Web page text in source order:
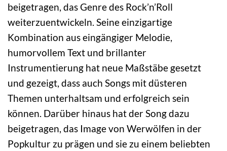
beigetragen, das Genre des Rock’n’Roll
weiterzuentwickeln. Seine einzigartige
Kombination aus eingängiger Melodie,
humorvollem Text und brillanter
Instrumentierung hat neue Maßstäbe gesetzt
und gezeigt, dass auch Songs mit düsteren
Themen unterhaltsam und erfolgreich sein
können. Darüber hinaus hat der Song dazu
beigetragen, das Image von Werwölfen in der
Popkultur zu prägen und sie zu einem beliebten